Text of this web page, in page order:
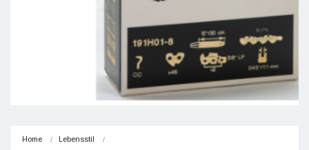
Home Lebensstil